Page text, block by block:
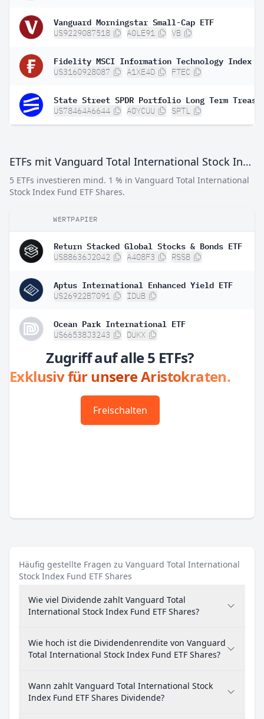
Vanguard Morningstar Small-Cap ETF
US9229087518 A0LE91 VB
Fidelity MSCI Information Technology Index
US3160928087 A1XE4D FTEC
US78464A6644 A0YCUU SPTL
ETFs mit Vanguard Total International Stock Index Fund ETF Shares
5 ETFs investieren mind. 1 % in Vanguard Total International
Stock Index Fund ETF Shares.
WERTPAPIER
Return Stacked Global Stocks & Bonds ETF
US88636J2042 A408F3 RSSB
Aptus International Enhanced Yield ETF
US26922B7091 IDUB
Ocean Park International ETF
US66538J3243 DUKX
Zugriff auf alle 5 ETFs?
Exklusiv für unsere Aristokraten.
Freischalten
Häufig gestellte Fragen zu Vanguard Total International
Stock Index Fund ETF Shares
Wie viel Dividende zahlt Vanguard Total
International Stock Index Fund ETF Shares?
Wie hoch ist die Dividendenrendite von Vanguard
Total International Stock Index Fund ETF Shares?
Wann zahlt Vanguard Total International Stock
Index Fund ETF Shares Dividende?